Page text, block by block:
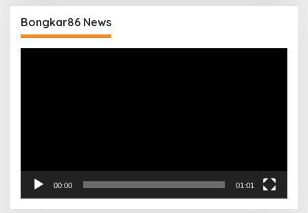
Bongkar86 News
00:00 01:01